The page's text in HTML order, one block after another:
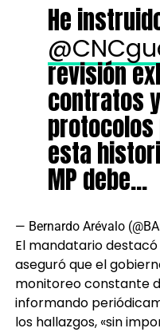
He
revisión
contratos
esta
MP debe…
— Bernardo Arévalo
El mandatario
aseguró que el
monitoreo constante
informando
los hallazgos, «sin